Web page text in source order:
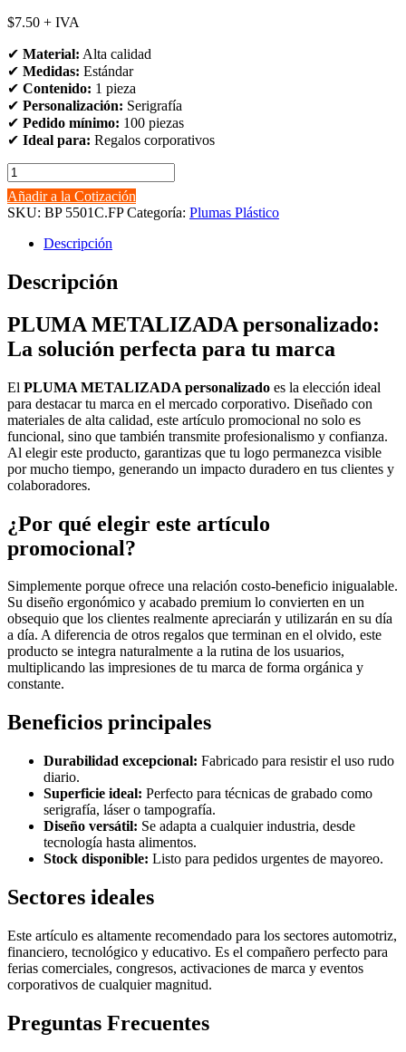
$7.50 + IVA
✔ Material: Alta calidad
✔ Medidas: Estándar
✔ Contenido: 1 pieza
✔ Personalización: Serigrafía
✔ Pedido mínimo: 100 piezas
✔ Ideal para: Regalos corporativos
PLUMA
METALIZADA
cantidad
Añadir a la Cotización
SKU: BP 5501C.FP Categoría: Plumas Plástico
Descripción
Descripción
PLUMA METALIZADA personalizado:
La solución perfecta para tu marca
El PLUMA METALIZADA personalizado es la elección ideal
para destacar tu marca en el mercado corporativo. Diseñado con
materiales de alta calidad, este artículo promocional no solo es
funcional, sino que también transmite profesionalismo y confianza.
Al elegir este producto, garantizas que tu logo permanezca visible
por mucho tiempo, generando un impacto duradero en tus clientes y
colaboradores.
¿Por qué elegir este artículo
promocional?
Simplemente porque ofrece una relación costo-beneficio inigualable.
Su diseño ergonómico y acabado premium lo convierten en un
obsequio que los clientes realmente apreciarán y utilizarán en su día
a día. A diferencia de otros regalos que terminan en el olvido, este
producto se integra naturalmente a la rutina de los usuarios,
multiplicando las impresiones de tu marca de forma orgánica y
constante.
Beneficios principales
Durabilidad excepcional: Fabricado para resistir el uso rudo
diario.
Superficie ideal: Perfecto para técnicas de grabado como
serigrafía, láser o tampografía.
Diseño versátil: Se adapta a cualquier industria, desde
tecnología hasta alimentos.
Stock disponible: Listo para pedidos urgentes de mayoreo.
Sectores ideales
Este artículo es altamente recomendado para los sectores automotriz,
financiero, tecnológico y educativo. Es el compañero perfecto para
ferias comerciales, congresos, activaciones de marca y eventos
corporativos de cualquier magnitud.
Preguntas Frecuentes